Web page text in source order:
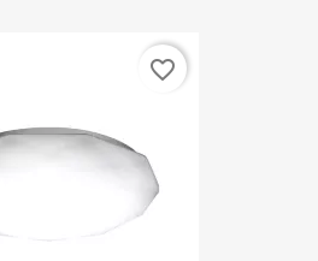
favorite_border